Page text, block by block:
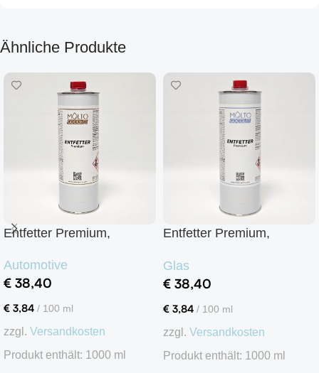
Ähnliche Produkte
Entfetter Premium,
Automotive
€ 38,40
€ 3,84 / 100 ml
zzgl. Versandkosten
Produkt enthält: 1000 ml
Entfetter Premium,
Glas
€ 38,40
€ 3,84 / 100 ml
zzgl. Versandkosten
Produkt enthält: 1000 ml